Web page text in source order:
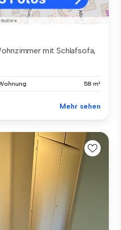
mit Schlafsofa,
58 m²
Mehr sehen